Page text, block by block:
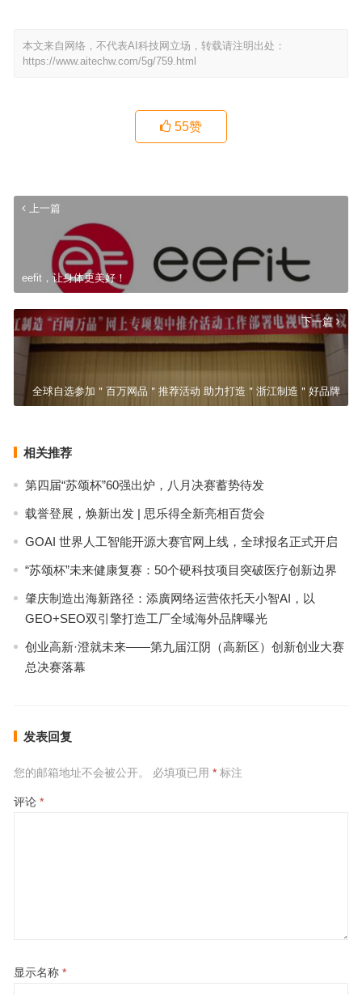
本文来自网络，不代表AI科技网立场，转载请注明出处：
https://www.aitechw.com/5g/759.html
55赞
上一篇
eefit，让身体更美好！
下一篇
全球自选参加＂百万网品＂推荐活动 助力打造＂浙江制造＂好品牌
相关推荐
第四届“苏颂杯”60强出炉，八月决赛蓄势待发
载誉登展，焕新出发 | 思乐得全新亮相百货会
GOAI 世界人工智能开源大赛官网上线，全球报名正式开启
“苏颂杯”未来健康复赛：50个硬科技项目突破医疗创新边界
肇庆制造出海新路径：添廣网络运营依托天小智AI，以
GEO+SEO双引擎打造工厂全域海外品牌曝光
创业高新·澄就未来——第九届江阴（高新区）创新创业大赛
总决赛落幕
发表回复
您的邮箱地址不会被公开。 必填项已用 *标注
评论 *
显示名称 *